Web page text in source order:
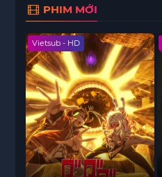
PHIM MỚI
Vietsub - HD